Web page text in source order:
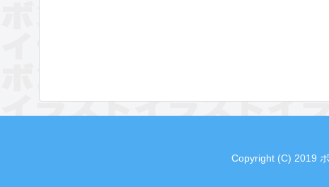
Copyright (C) 2019